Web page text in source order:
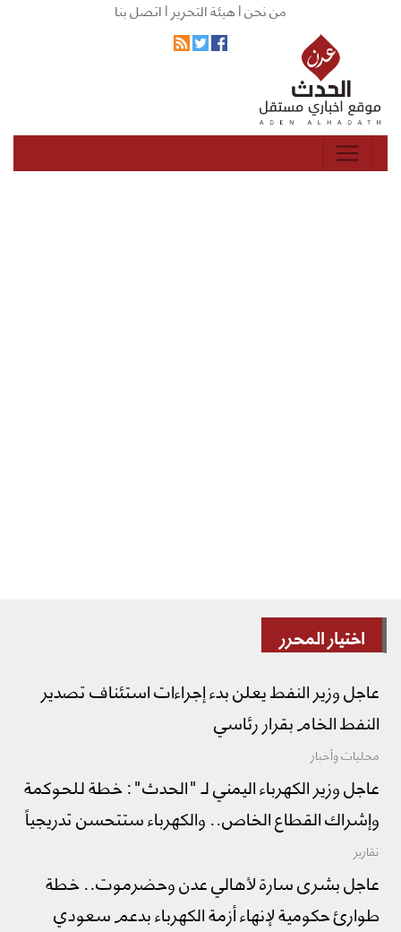
من نحن |هيئة التحرير |اتصل بنا
اختيار المحرر
عاجل وزير النفط يعلن بدء إجراءات استئناف تصدير
النفط الخام بقرار رئاسي
محليات وأخبار
عاجل وزير الكهرباء اليمني لـ "الحدث": خطة للحوكمة
وإشراك القطاع الخاص.. والكهرباء ستتحسن تدريجياً
تقارير
عاجل بشرى سارة لأهالي عدن وحضرموت.. خطة
طوارئ حكومية لإنهاء أزمة الكهرباء بدعم سعودي